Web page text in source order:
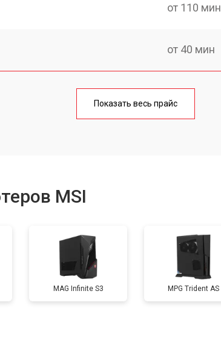
от 110 мин
от 40 мин
от 50 мин
от 60 мин
от 60 мин
Показать весь прайс
MSI
MAG Infinite S3 MPG Trident AS